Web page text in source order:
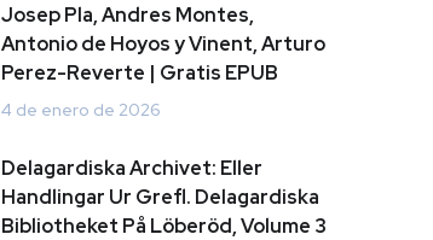
Josep Pla, Andres Montes,
Antonio de Hoyos y Vinent, Arturo
Perez-Reverte | Gratis EPUB
4 de enero de 2026
Delagardiska Archivet: Eller
Handlingar Ur Grefl. Delagardiska
Bibliotheket På Löberöd, Volume 3